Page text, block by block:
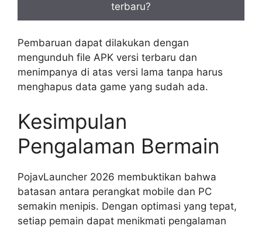
terbaru?
Pembaruan dapat dilakukan dengan
mengunduh file APK versi terbaru dan
menimpanya di atas versi lama tanpa harus
menghapus data game yang sudah ada.
Kesimpulan
Pengalaman Bermain
PojavLauncher 2026 membuktikan bahwa
batasan antara perangkat mobile dan PC
semakin menipis. Dengan optimasi yang tepat,
setiap pemain dapat menikmati pengalaman